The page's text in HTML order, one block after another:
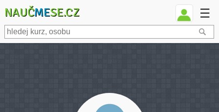
NAUČMESE.CZ ☰